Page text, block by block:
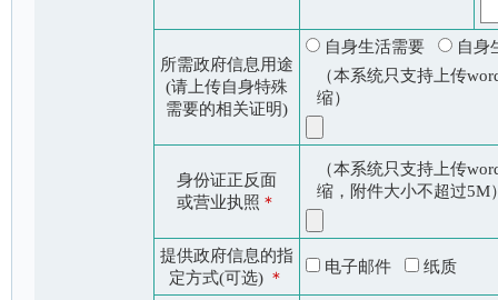
所需政府信息用途
(请上传自身特殊
需要的相关证明)
自身生活需要
自
（本系统只支持上传
缩）
身份证正反面
或营业执照 ＊
（本系统只支持上传
缩，附件大小不超过5M
提供政府信息的指
定方式(可选) ＊
电子邮件 纸质